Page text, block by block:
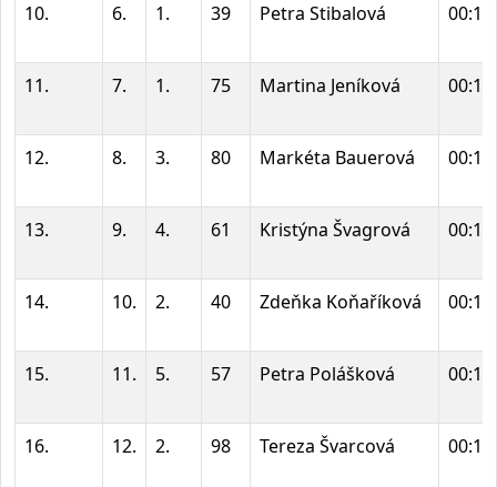
10. 6. 1. 39 Petra Stibalová
11. 7. 1. 75 Martina Jeníková
12. 8. 3. 80 Markéta Bauerová
13. 9. 4. 61 Kristýna Švagrová
14. 10. 2. 40 Zdeňka Koňaříková
15. 11. 5. 57 Petra Polášková
16. 12. 2. 98 Tereza Švarcová